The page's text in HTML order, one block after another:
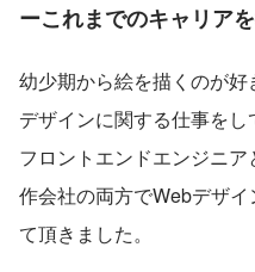
ーこれまでのキャリア
幼少期から絵を描くのが
デザインに関する仕事をし
フロントエンドエンジニ
作会社の両方でWebデザ
て頂きました。